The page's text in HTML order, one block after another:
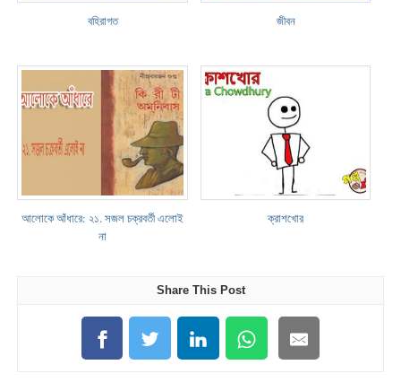
বহিরাগত জীবন
আলোকে আঁধারে: ২১. সজল চক্রবর্তী এলোই
না
ক্রাশখোর
Share This Post